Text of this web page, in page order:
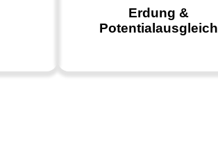
Erdung &
Potentialausgleich